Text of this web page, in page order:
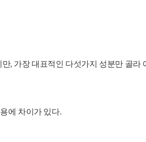
, 가장 대표적인 다섯가지 성분만 골라
에 차이가 있다.